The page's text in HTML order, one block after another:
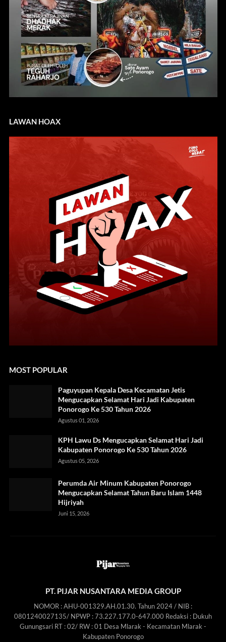
LAWAN HOAX
MOST POPULAR
Paguyupan Kepala Desa Kecamatan Jetis
Mengucapkan Selamat Hari Jadi Kabupaten
Ponorogo Ke 530 Tahun 2026
Agustus 01, 2026
KPH Lawu Ds Mengucapkan Selamat Hari Jadi
Kabupaten Ponorogo Ke 530 Tahun 2026
Agustus 05, 2026
Perumda Air Minum Kabupaten Ponorogo
Mengucapkan Selamat Tahun Baru Islam 1448
Hijriyah
Juni 15, 2026
PT. PIJAR NUSANTARA MEDIA GROUP
NOMOR : AHU-001329.AH.01.30. Tahun 2024 / NIB :
0801240027135/ NPWP : 73.227.177.0-647.000 Redaksi : Dukuh
Gunungsari RT : 02/ RW : 01 Desa Mlarak - Kecamatan Mlarak -
Kabupaten Ponorogo